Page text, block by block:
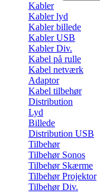
Kabler
Kabler lyd
Kabler billede
Kabler USB
Kabler Div.
Kabel på rulle
Kabel netværk
Adaptor
Kabel tilbehør
Distribution
Lyd
Billede
Distribution USB
Tilbehør
Tilbehør Sonos
Tilbehør Skærme
Tilbehør Projektor
Tilbehør Div.